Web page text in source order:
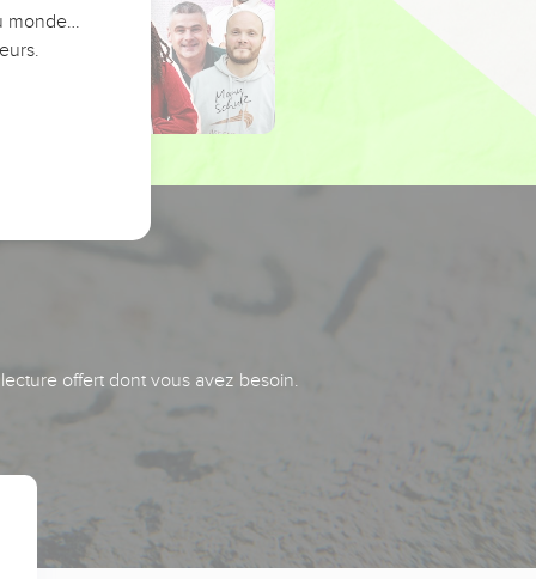
offert dont vous avez besoin.
monde…